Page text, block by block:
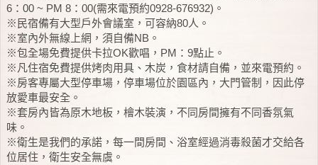
6：00 ~ PM 8：00(需來電預約0928-676932)。
※民宿備有大型戶外會議室，可容納80人。
※室內外無線上網，須自備NB。
※包全場免費提供卡拉OK歡唱，PM：9點止。
※凡住宿免費提供烤肉用具、木炭，食材請自備，並來電預約。
※房客專屬大型停車場，停車場位於園區內，大門管制，因此停
放愛車最安全。
※套房內皆為原木地板，檜木裝演，不同房間擁有不同香氛氣
味。
※衛生是我們的承諾，每一間房間、浴室經過消毒殺菌才交給各
位居住，衛生安全無虞。